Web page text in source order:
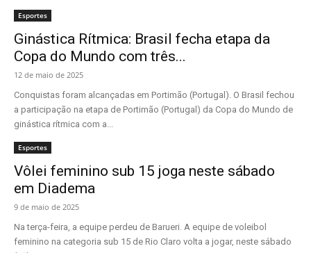
Esportes
Ginástica Rítmica: Brasil fecha etapa da
Copa do Mundo com três...
12 de maio de 2025
Conquistas foram alcançadas em Portimão (Portugal). O Brasil fechou
a participação na etapa de Portimão (Portugal) da Copa do Mundo de
ginástica rítmica com a...
Esportes
Vôlei feminino sub 15 joga neste sábado
em Diadema
9 de maio de 2025
Na terça-feira, a equipe perdeu de Barueri. A equipe de voleibol
feminino na categoria sub 15 de Rio Claro volta a jogar, neste sábado